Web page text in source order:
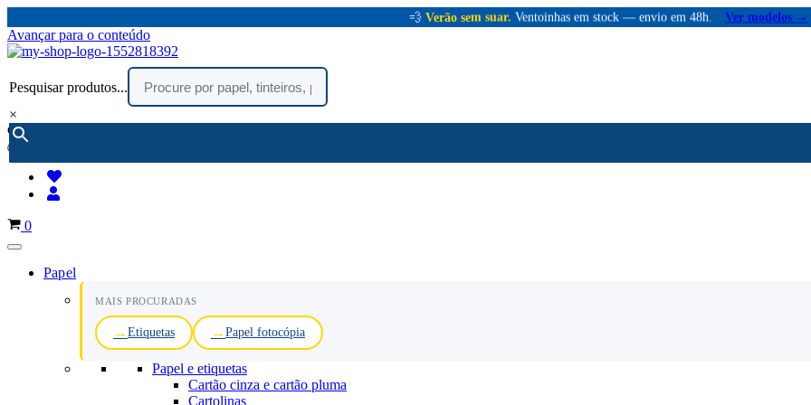
💨 Verão sem suar. Ventoinhas em stock — envio em 48h. Ver modelos →
Avançar para o conteúdo
Pesquisar produtos...
×
encomendar por telefone :
(chamada rede fixa nacional)
Carrinho
0
Papel
MAIS PROCURADAS
Etiquetas Papel fotocópia
Papel e etiquetas
Cartão cinza e cartão pluma
Cartolinas